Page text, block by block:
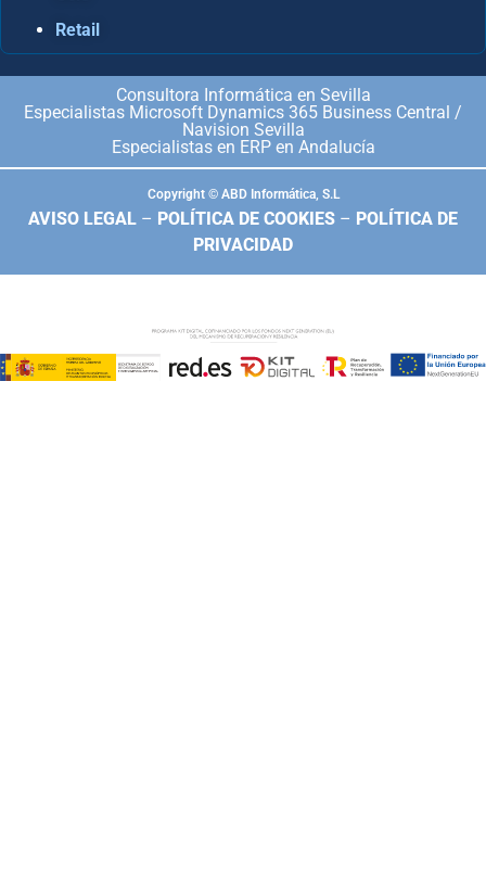
Retail
Consultora Informática en Sevilla
Especialistas Microsoft Dynamics 365 Business Central /
Navision Sevilla
Especialistas en ERP en Andalucía
Copyright © ABD Informática, S.L
AVISO LEGAL – POLÍTICA DE COOKIES – POLÍTICA DE
PRIVACIDAD